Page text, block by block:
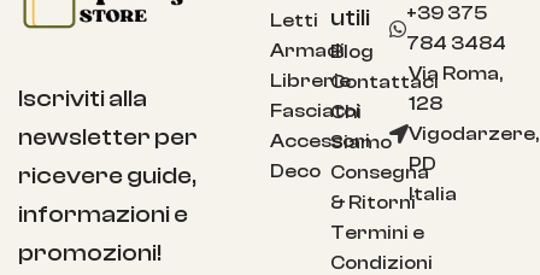
Iscriviti alla
newsletter per
ricevere guide,
informazioni e
promozioni!
Letti
Armadi
Librerie
Fasciatoi
Accessori
Deco
utili
Blog
Contattaci
Chi
Siamo
Consegna
& Ritorni
Termini e
Condizioni
+39 375
784 3484
Via Roma,
128
Vigodarzere,
PD
Italia